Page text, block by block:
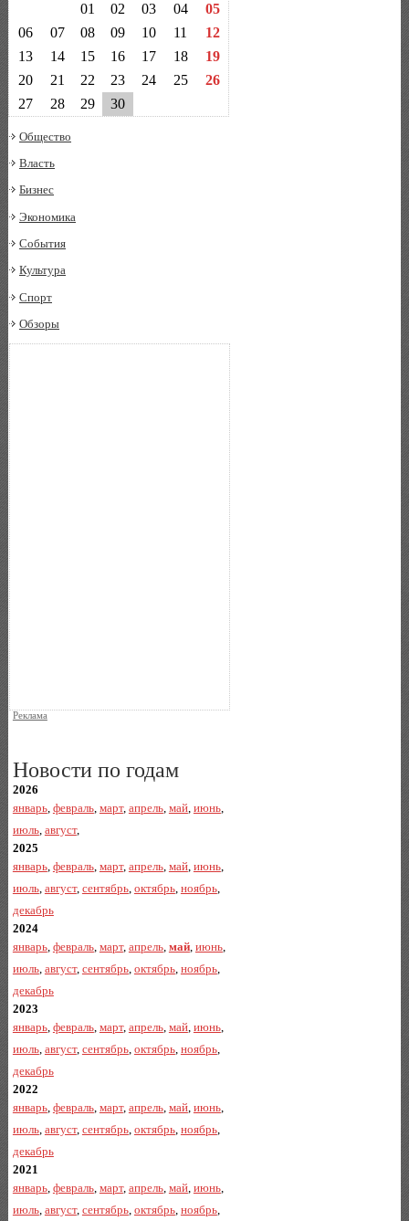
01
02 03 04
05
06
07 08 09 10 11
12
13
14 15 16 17 18
19
20
21 22 23 24 25
26
27
28 29 30
Общество
Власть
Бизнес
Экономика
События
Культура
Спорт
Обзоры
Реклама
Новости по годам
2026
январь, февраль, март, апрель, май, июнь,
июль, август,
2025
январь, февраль, март, апрель, май, июнь,
июль, август, сентябрь, октябрь, ноябрь,
декабрь
2024
январь, февраль, март, апрель, май, июнь,
июль, август, сентябрь, октябрь, ноябрь,
декабрь
2023
январь, февраль, март, апрель, май, июнь,
июль, август, сентябрь, октябрь, ноябрь,
декабрь
2022
январь, февраль, март, апрель, май, июнь,
июль, август, сентябрь, октябрь, ноябрь,
декабрь
2021
январь, февраль, март, апрель, май, июнь,
июль, август, сентябрь, октябрь, ноябрь,